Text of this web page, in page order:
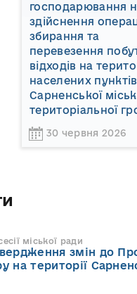
господарювання
здійснення
збирання та
перевезення
відходів на
населених пунктів
Сарненської
територіальної
30 червня 2026
міської ради
змін до
на території